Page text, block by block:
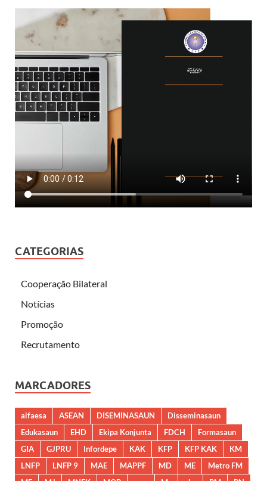
CATEGORIAS
Cooperação Bilateral
Notícias
Promoção
Recrutamento
MARCADORES
aifaesa ASEAN DISEMINASAUN
Disseminasaun
Edukasaun
EHD Ekipa Konjunta FDCH
Formasaun
GIA
GJPRU Infordepe KAK KFP KFP KAK
KM
LNFP
LNFP 9 MAE MAPPF MD ME
Metro FM